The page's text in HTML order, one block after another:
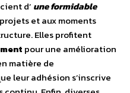
d’ une formidable
et aux moments
Elles profitent
pour une amélioration
matière de
leur adhésion s’inscrive